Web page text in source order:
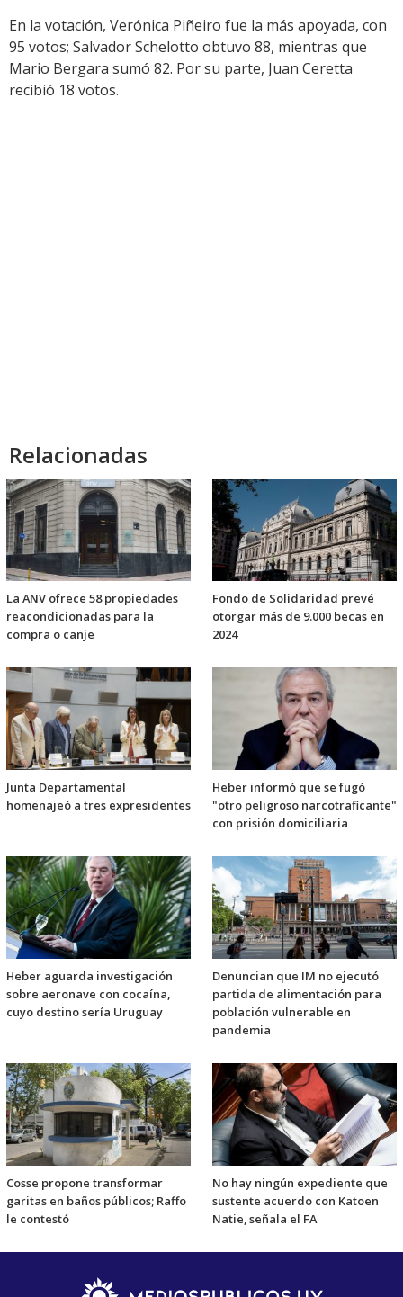
En la votación, Verónica Piñeiro fue la más apoyada, con
95 votos; Salvador Schelotto obtuvo 88, mientras que
Mario Bergara sumó 82. Por su parte, Juan Ceretta
recibió 18 votos.
Relacionadas
La ANV ofrece 58 propiedades
reacondicionadas para la
compra o canje
Fondo de Solidaridad prevé
otorgar más de 9.000 becas en
2024
Junta Departamental
homenajeó a tres expresidentes
Heber informó que se fugó
"otro peligroso narcotraficante"
con prisión domiciliaria
Heber aguarda investigación
sobre aeronave con cocaína,
cuyo destino sería Uruguay
Denuncian que IM no ejecutó
partida de alimentación para
población vulnerable en
pandemia
Cosse propone transformar
garitas en baños públicos; Raffo
le contestó
No hay ningún expediente que
sustente acuerdo con Katoen
Natie, señala el FA